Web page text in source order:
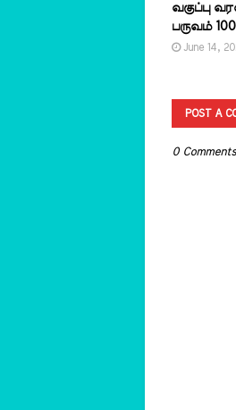
வகுப்பு
பருவம்
June 14,
POST A
0 Comments